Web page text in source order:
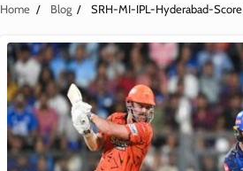
Home Blog SRH-MI-IPL-Hyderabad-Score